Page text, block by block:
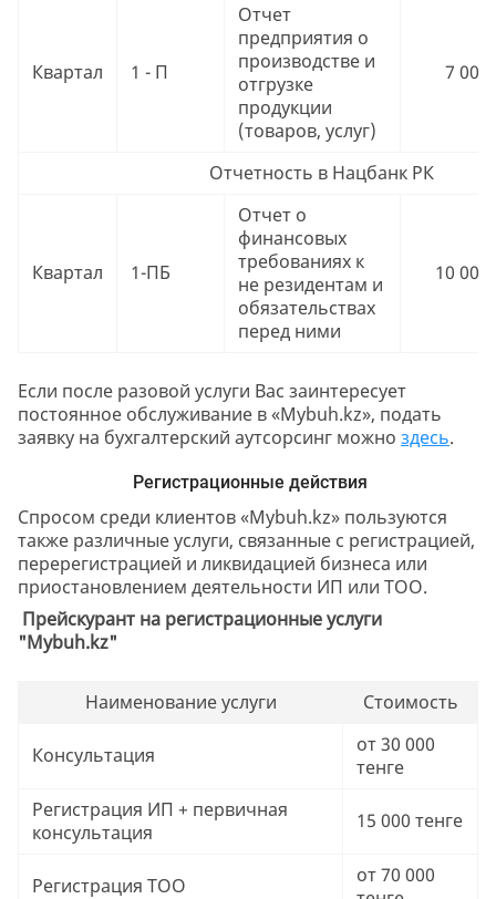
Квартал 1 - П
Отчет
предприятия о
производстве и
отгрузке
продукции
(товаров, услуг)
7 000
Отчетность в Нацбанк РК
Квартал 1-ПБ
Отчет о
финансовых
требованиях к
не резидентам и
обязательствах
перед ними
10 000
Если после разовой услуги Вас заинтересует
постоянное обслуживание в «Mybuh.kz», подать
заявку на бухгалтерский аутсорсинг можно здесь.
Регистрационные действия
Спросом среди клиентов «Mybuh.kz» пользуются
также различные услуги, связанные с регистрацией,
перерегистрацией и ликвидацией бизнеса или
приостановлением деятельности ИП или ТОО.
Прейскурант на регистрационные услуги
"Mybuh.kz"
Наименование услуги Стоимость
Консультация
от 30 000
тенге
Регистрация ИП + первичная
консультация
15 000 тенге
Регистрация ТОО
от 70 000